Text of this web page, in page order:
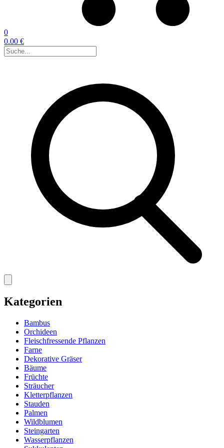
0
0.00 €
Kategorien
Bambus
Orchideen
Fleischfressende Pflanzen
Farne
Dekorative Gräser
Bäume
Früchte
Sträucher
Kletterpflanzen
Stauden
Palmen
Wildblumen
Steingarten
Wasserpflanzen